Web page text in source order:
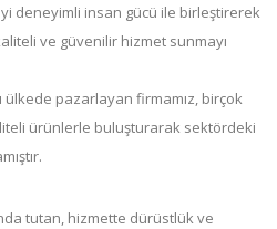
deneyimli insan gücü ile birleştirerek
ve güvenilir hizmet sunmayı
ülkede pazarlayan firmamız, birçok
ürünlerle buluşturarak sektördeki
tutan, hizmette dürüstlük ve